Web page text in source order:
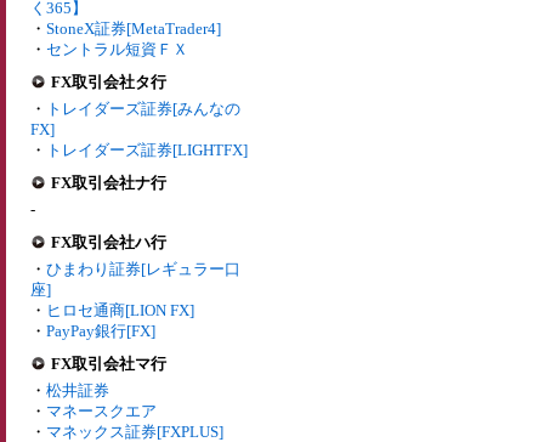
く365】
・ StoneX証券[MetaTrader4]
・ セントラル短資ＦＸ
FX取引会社タ行
・ トレイダーズ証券[みんなの
FX]
・ トレイダーズ証券[LIGHTFX]
FX取引会社ナ行
-
FX取引会社ハ行
・ ひまわり証券[レギュラー口
座]
・ ヒロセ通商[LION FX]
・ PayPay銀行[FX]
FX取引会社マ行
・ 松井証券
・ マネースクエア
・ マネックス証券[FXPLUS]